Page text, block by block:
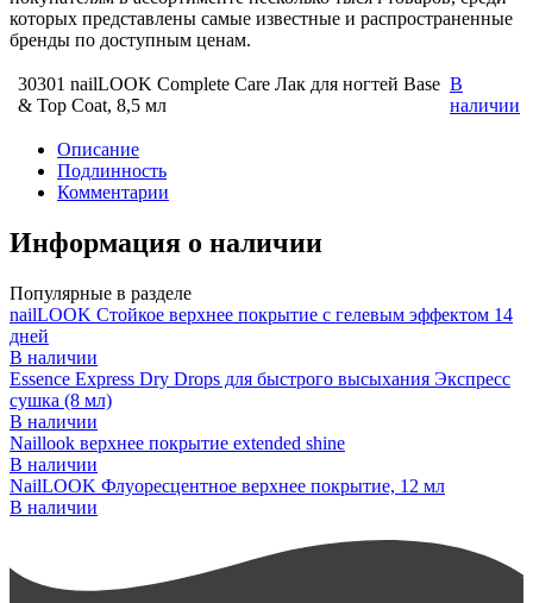
которых представлены самые известные и распространенные
бренды по доступным ценам.
30301 nailLOOK Complete Care Лак для ногтей Base
& Top Coat, 8,5 мл
В
наличии
Описание
Подлинность
Комментарии
Информация о наличии
Популярные в разделе
nailLOOK Стойкое верхнее покрытие с гелевым эффектом 14
дней
В наличии
Essence Express Dry Drops для быстрого высыхания Экспресс
сушка (8 мл)
В наличии
Naillook верхнее покрытие extended shine
В наличии
NailLOOK Флуоресцентное верхнее покрытие, 12 мл
В наличии